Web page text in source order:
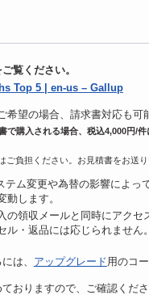
覧ください。
Top 5 | en-us – Gallup
希望の場合、請求書対応も可
で購入される場合、税込4,000円/件
ご負担ください。お見積書をお送り
テム変更や為替の影響によっ
動します。
の領収メールと同時にアクセ
ル・返品には応じられません
は、 アップグレード用のコ
おりますので、ご確認くださ